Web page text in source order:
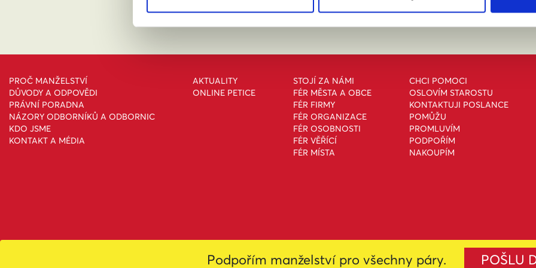
PROČ MANŽELSTVÍ
DŮVODY A ODPOVĚDI
PRÁVNÍ PORADNA
NÁZORY ODBORNÍKŮ A ODBORNIC
KDO JSME
KONTAKT A MÉDIA
AKTUALITY
ONLINE PETICE
STOJÍ ZA NÁMI
FÉR MĚSTA A OBCE
FÉR FIRMY
FÉR ORGANIZACE
FÉR OSOBNOSTI
FÉR VĚŘÍCÍ
FÉR MÍSTA
CHCI POMOCI
OSLOVÍM STAROSTU
KONTAKTUJI POSLANCE
POMŮŽU
PROMLUVÍM
PODPOŘÍM
NAKOUPÍM
Toto dílo podléhá licenci Creative Commons Uveďte původ-Neužívejte komerčně-Nezpracovávejte
Podpořím manželství pro všechny páry. POŠLU